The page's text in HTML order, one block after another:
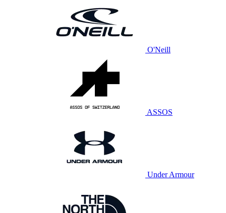
O'Neill
ASSOS
Under Armour